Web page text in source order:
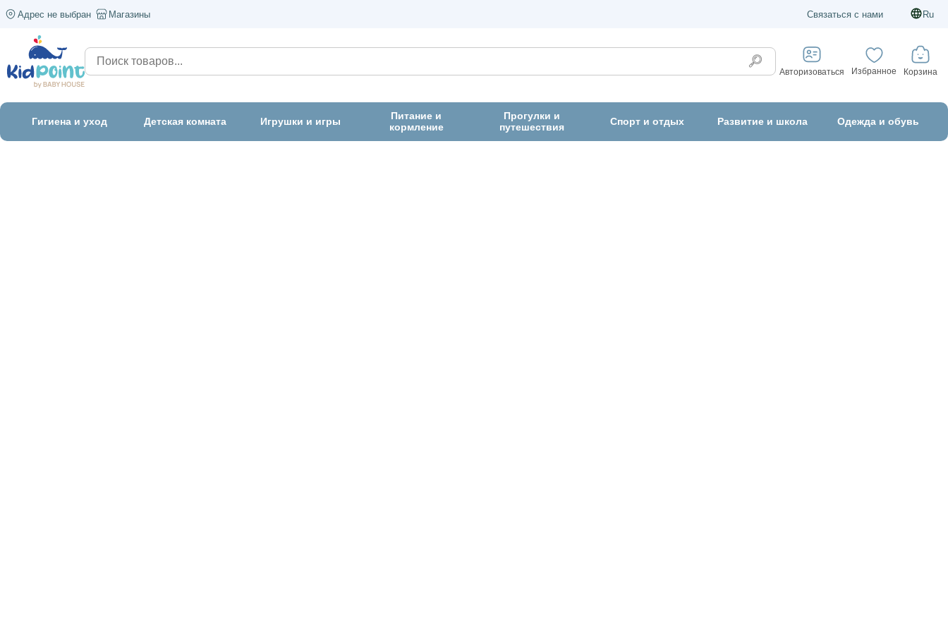
Адрес не выбран Магазины Связаться с нами Ru
Авторизоваться Избранное Корзина
Гигиена и уход Детская комната Игрушки и игры
Питание и
кормление
Прогулки и
путешествия
Спорт и отдых Развитие и школа Одежда и обувь